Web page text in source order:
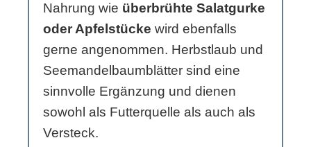
Nahrung wie überbrühte Salatgurke
oder Apfelstücke wird ebenfalls
gerne angenommen. Herbstlaub und
Seemandelbaumblätter sind eine
sinnvolle Ergänzung und dienen
sowohl als Futterquelle als auch als
Versteck.